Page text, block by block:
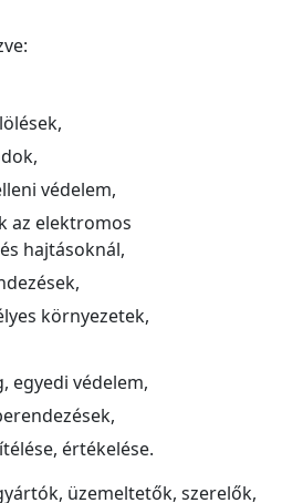
védelem,
az elektromos
hajtásoknál,
környezetek,
egyedi védelem,
értékelése.
üzemeltetők, szerelők,